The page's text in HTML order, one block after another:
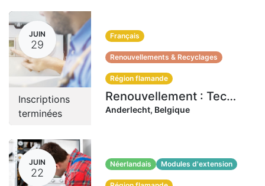
JUIN
29
Inscriptions
terminées
Français
Renouvellements & Recyclages
Région flamande
Renouvellement : Technicien en combustibles (L/G) Flandre | 29-30 juin 2026 (16 heures)
Anderlecht, Belgique
JUIN
22
Néerlandais Modules d'extension